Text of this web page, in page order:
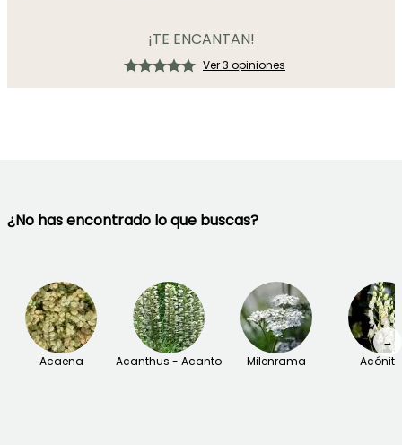
¡TE ENCANTAN!
Ver 3 opiniones
¿No has encontrado lo que buscas?
Acaena Acanthus - Acanto Milenrama
→